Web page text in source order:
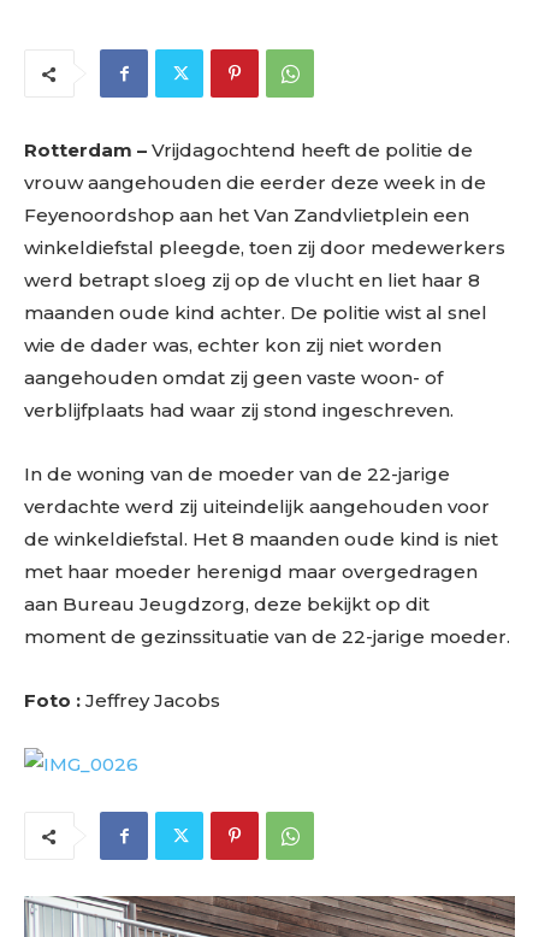
Rotterdam – Vrijdagochtend heeft de politie de
vrouw aangehouden die eerder deze week in de
Feyenoordshop aan het Van Zandvlietplein een
winkeldiefstal pleegde, toen zij door medewerkers
werd betrapt sloeg zij op de vlucht en liet haar 8
maanden oude kind achter. De politie wist al snel
wie de dader was, echter kon zij niet worden
aangehouden omdat zij geen vaste woon- of
verblijfplaats had waar zij stond ingeschreven.
In de woning van de moeder van de 22-jarige
verdachte werd zij uiteindelijk aangehouden voor
de winkeldiefstal. Het 8 maanden oude kind is niet
met haar moeder herenigd maar overgedragen
aan Bureau Jeugdzorg, deze bekijkt op dit
moment de gezinssituatie van de 22-jarige moeder.
Foto : Jeffrey Jacobs